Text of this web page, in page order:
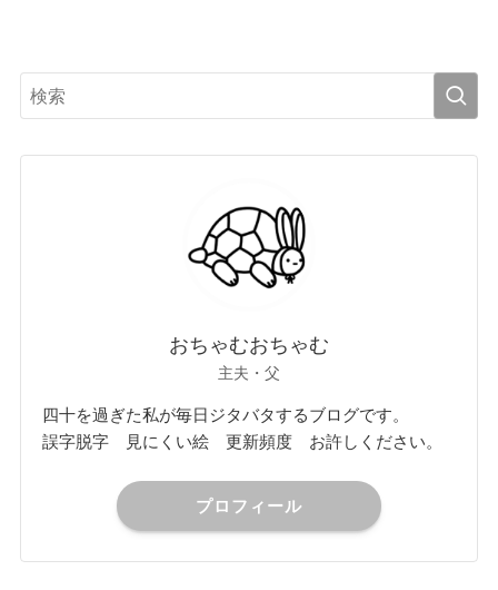
おちゃむおちゃむ
主夫・父
四十を過ぎた私が毎日ジタバタするブログです。
誤字脱字 見にくい絵 更新頻度 お許しください。
プロフィール